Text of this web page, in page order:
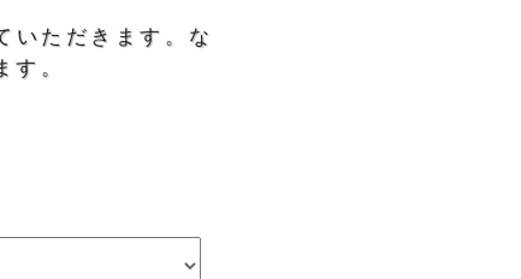
いただきます。な
。